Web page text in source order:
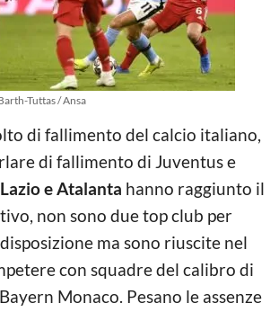
Tuttas / Ansa
di fallimento del calcio italiano,
di fallimento di Juventus e
Lazio e Atalanta hanno raggiunto il
non sono due top club per
ma sono riuscite nel
con squadre del calibro di
Monaco. Pesano le assenze